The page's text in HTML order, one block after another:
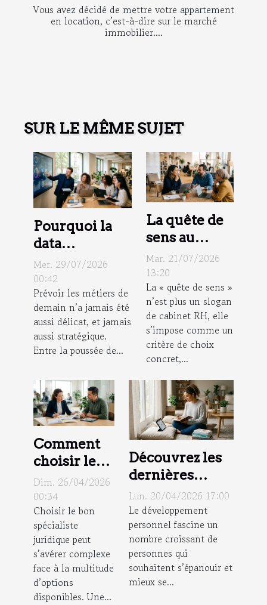
Vous avez décidé de mettre votre appartement
en location, c’est-à-dire sur le marché
immobilier....
SUR LE MÊME SUJET
Pourquoi la
data
révolutionne
la gestion
prévisionnelle
des emplois ?
Mer. 29/07/2026
00:42
Prévoir les métiers de
demain n’a jamais été
aussi délicat, et jamais
aussi stratégique.
Entre la poussée de...
La quête de
sens au
travail,
nouveau
critère de
choix pour
candidats et
employeurs
Mar. 21/07/2026
13:20
La « quête de sens »
n’est plus un slogan
de cabinet RH, elle
s’impose comme un
critère de choix
concret,...
Comment
choisir le
bon
spécialiste
juridique
pour vos
besoins ?
Dim. 26/04/2026
00:34
Choisir le bon
spécialiste
juridique peut
s’avérer complexe
face à la multitude
d’options
disponibles. Une...
Découvrez les
dernières
tendances en
matière de
développement
personnel
Lun. 20/04/2026 17:00
Le développement
personnel fascine un
nombre croissant de
personnes qui
souhaitent s’épanouir et
mieux se...